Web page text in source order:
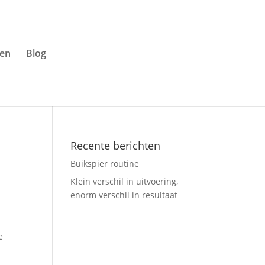
Blog
Recente berichten
Buikspier routine
Klein verschil in uitvoering,
enorm verschil in resultaat